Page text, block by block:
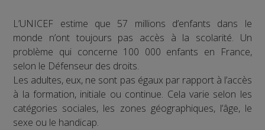
L’UNICEF estime que 57 millions d’enfants dans le
monde n’ont toujours pas accès à la scolarité. Un
problème qui concerne 100 000 enfants en France,
selon le Défenseur des droits.
Les adultes, eux, ne sont pas égaux par rapport à l’accès
à la formation, initiale ou continue. Cela varie selon les
catégories sociales, les zones géographiques, l’âge, le
sexe ou le handicap.